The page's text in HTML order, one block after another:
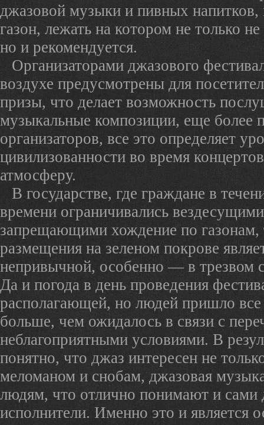
джазовой музыки и пивных напитков,
газон, лежать на котором не только
но и рекомендуется.
Организаторами джазового
воздухе предусмотрены для
призы, что делает возможность
музыкальные композиции, еще более
организаторов, все это определяет
цивилизованности во время
атмосферу.
В государстве, где граждане в
времени ограничивались
запрещающими хождение по газонам,
размещения на зеленом покрове
непривычной, особенно — в трезвом
Да и погода в день проведения
располагающей, но людей пришло
больше, чем ожидалось в связи с
неблагоприятными условиями. В
понятно, что джаз интересен не
меломаном и снобам, джазовая
людям, что отлично понимают и сами
исполнители. Именно это и является